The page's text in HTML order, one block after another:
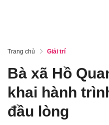
Trang chủ Giải trí
Bà xã Hồ
khai hành
đầu lòng